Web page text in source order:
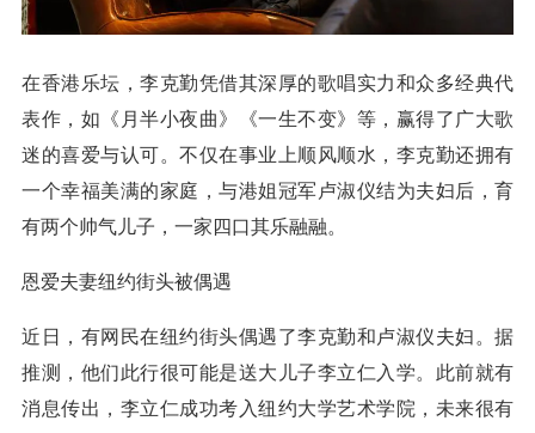
在香港乐坛，李克勤凭借其深厚的歌唱实力和众多经典代
表作，如《月半小夜曲》《一生不变》等，赢得了广大歌
迷的喜爱与认可。不仅在事业上顺风顺水，李克勤还拥有
一个幸福美满的家庭，与港姐冠军卢淑仪结为夫妇后，育
有两个帅气儿子，一家四口其乐融融。
恩爱夫妻纽约街头被偶遇
近日，有网民在纽约街头偶遇了李克勤和卢淑仪夫妇。据
推测，他们此行很可能是送大儿子李立仁入学。此前就有
消息传出，李立仁成功考入纽约大学艺术学院，未来很有